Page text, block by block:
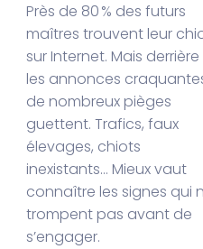
Près de 80 % des futurs
maîtres trouvent leur
sur Internet. Mais derrière
les annonces
de nombreux pièges
guettent. Trafics, faux
élevages, chiots
inexistants… Mieux vaut
connaître les signes qui
trompent pas avant de
s’engager.